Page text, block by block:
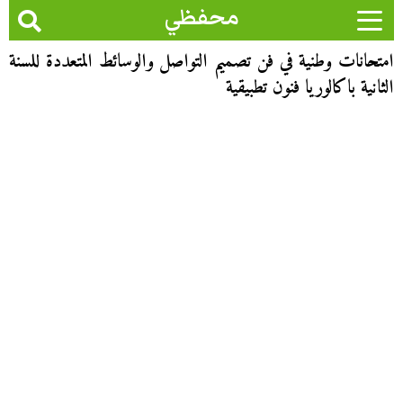
محفظي
امتحانات وطنية في فن تصميم التواصل والوسائط المتعددة للسنة
الثانية باكالوريا فنون تطبيقية